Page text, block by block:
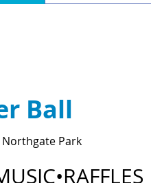
Ball
Northgate Park